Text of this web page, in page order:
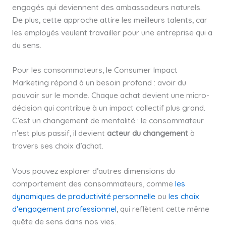
engagés qui deviennent des ambassadeurs naturels.
De plus, cette approche attire les meilleurs talents, car
les employés veulent travailler pour une entreprise qui a
du sens.
Pour les consommateurs, le Consumer Impact
Marketing répond à un besoin profond : avoir du
pouvoir sur le monde. Chaque achat devient une micro-
décision qui contribue à un impact collectif plus grand.
C’est un changement de mentalité : le consommateur
n’est plus passif, il devient acteur du changementà
travers ses choix d’achat.
Vous pouvez explorer d’autres dimensions du
comportement des consommateurs, comme les
dynamiques de productivité personnelleou les choix
d’engagement professionnel, qui reflètent cette même
quête de sens dans nos vies.